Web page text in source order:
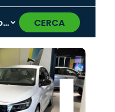
CERCA
›